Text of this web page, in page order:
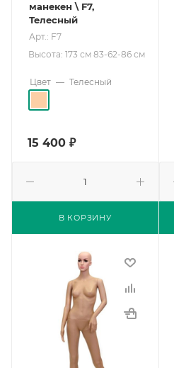
манекен \ F7,
Телесный
Арт.: F7
Высота: 173 см 83-62-86 см
В КОРЗИНУ
Цвет — Телесный
15 400 ₽